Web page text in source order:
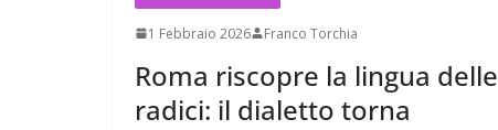
1 Febbraio 2026 Franco Torchia
Roma riscopre la lingua delle
radici: il dialetto torna